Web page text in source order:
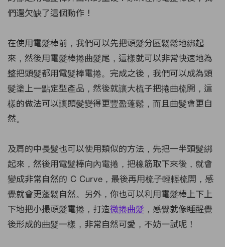
們還欠缺了這個動作！
在使用電髮棒前，我們可以先把頭髮分區鬆鬆地綁起
來，然後用電髮棒捲曲髮尾，這樣就可以非常快速地為
整把頭髮都用電髮棒電捲。完成之後，我們可以成為頭
髮塗上一點定型產品，然後就讓大梳子把捲曲梳開，這
樣的做法可以讓頭髮變得更豐盈蓬鬆，而且曲髮會更自
然。
及肩的中長髮也可以使用類似的方法，先把一半頭髮綁
起來，然後用電髮棒向內電捲，把橡筋取下來後，就會
變成非常自然的 C Curve，最後再用梳子輕輕梳開，感
覺就會更蓬鬆自然。另外，你也可以利用電髮棒上下上
下地把小撮頭髮電捲，打造微捲曲髮 ，感覺就像睡醒覺
後形成的曲髮一樣，非常自然可愛，不妨一試呢！